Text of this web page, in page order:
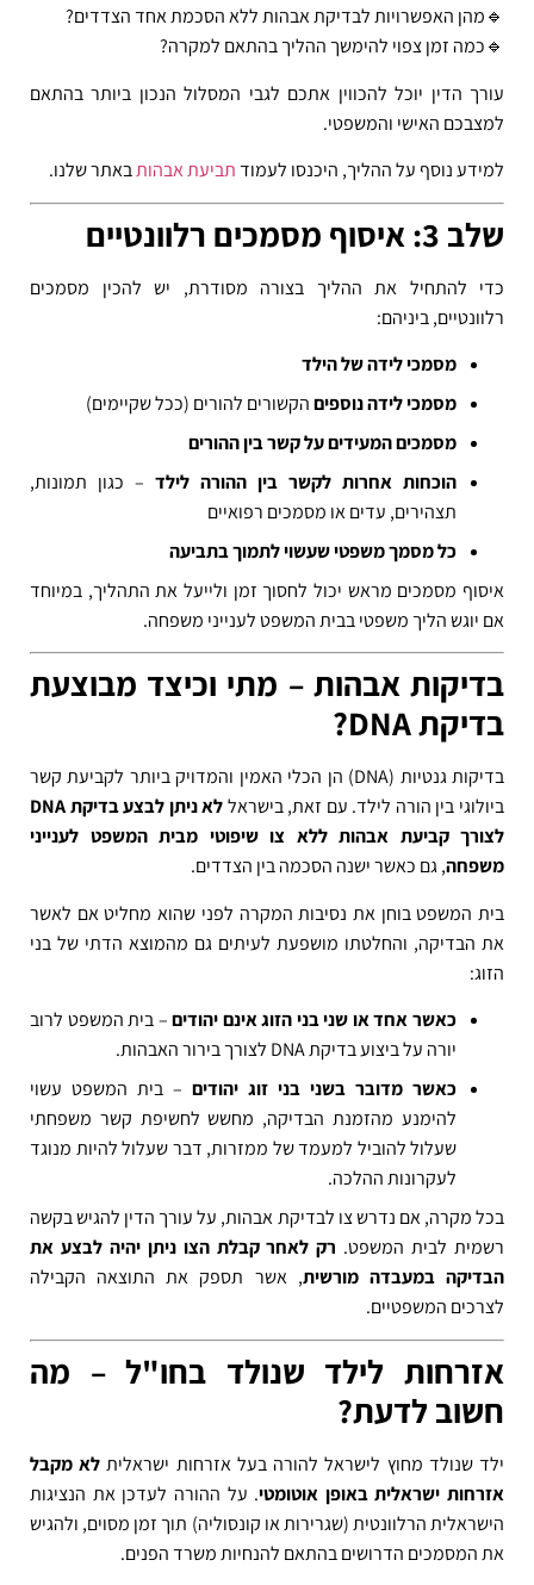
🔹מהן האפשרויות לבדיקת אבהות ללא הסכמת אחד הצדדים?
🔹כמה זמן צפוי להימשך ההליך בהתאם למקרה?
עורך הדין יוכל להכווין אתכם לגבי המסלול הנכון ביותר בהתאם
למצבכם האישי והמשפטי.
למידע נוסף על ההליך, היכנסו לעמודתביעת אבהותבאתר שלנו.
שלב 3: איסוף מסמכים רלוונטיים
כדי להתחיל את ההליך בצורה מסודרת, יש להכין מסמכים
רלוונטיים, ביניהם:
מסמכי לידה של הילד
מסמכי לידה נוספיםהקשורים להורים (ככל שקיימים)
מסמכים המעידים על קשר בין ההורים
הוכחות אחרות לקשר בין ההורה לילד – כגון תמונות,
תצהירים, עדים או מסמכים רפואיים
כל מסמך משפטי שעשוי לתמוך בתביעה
איסוף מסמכים מראש יכול לחסוך זמן ולייעל את התהליך, במיוחד
אם יוגש הליך משפטי בבית המשפט לענייני משפחה.
בדיקות אבהות – מתי וכיצד מבוצעת
בדיקת DNA?
בדיקות גנטיות (DNA) הן הכלי האמין והמדויק ביותר לקביעת קשר
ביולוגי בין הורה לילד. עם זאת, בישראל
לא ניתן לבצע בדיקת DNA
לצורך קביעת אבהות ללא צו שיפוטי מבית המשפט לענייני
משפחה, גם כאשר ישנה הסכמה בין הצדדים.
בית המשפט בוחן את נסיבות המקרה לפני שהוא מחליט אם לאשר
את הבדיקה, והחלטתו מושפעת לעיתים גם מהמוצא הדתי של בני
הזוג:
כאשר אחד או שני בני הזוג אינם יהודים– בית המשפט לרוב
יורה על ביצוע בדיקת DNA לצורך בירור האבהות.
כאשר מדובר בשני בני זוג יהודים – בית המשפט עשוי
להימנע מהזמנת הבדיקה, מחשש לחשיפת קשר משפחתי
שעלול להוביל למעמד של ממזרות, דבר שעלול להיות מנוגד
לעקרונות ההלכה.
בכל מקרה, אם נדרש צו לבדיקת אבהות, על עורך הדין להגיש בקשה
רשמית לבית המשפט. רק לאחר קבלת הצו ניתן יהיה לבצע את
הבדיקה במעבדה מורשית, אשר תספק את התוצאה הקבילה
לצרכים המשפטיים.
אזרחות לילד שנולד בחו"ל – מה
חשוב לדעת?
ילד שנולד מחוץ לישראל להורה בעל אזרחות ישראלית לא מקבל
אזרחות ישראלית באופן אוטומטי. על ההורה לעדכן את הנציגות
הישראלית הרלוונטית (שגרירות או קונסוליה) תוך זמן מסוים, ולהגיש
את המסמכים הדרושים בהתאם להנחיות משרד הפנים.